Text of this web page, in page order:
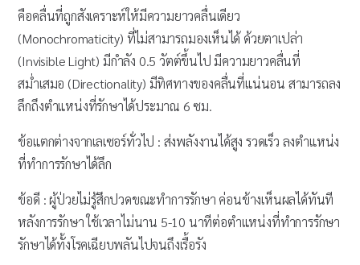
คือคลื่นที่ถูกสังเคราะห์ให้มีความยาวคลื่นเดียว
(Monochromaticity) ที่ไม่สามารถมองเห็นได้ ด้วยตาเปล่า
(Invisible Light) มีกำลัง 0.5 วัตต์ขึ้นไป มีความยาวคลื่นที่
สม่ำเสมอ (Directionality) มีทิศทางของคลื่นที่แน่นอน สามารถลง
ลึกถึงตำแหน่งที่รักษาได้ประมาณ 6 ซม.
ข้อแตกต่างจากเลเซอร์ทั่วไป : ส่งพลังงานได้สูง รวดเร็ว ลงตำแหน่ง
ที่ทำการรักษาได้ลึก
ข้อดี : ผู้ป่วยไม่รู้สึกปวดขณะทำการรักษา ค่อนข้างเห็นผลได้ทันที
หลังการรักษา ใช้เวลาไม่นาน 5-10 นาทีต่อตำแหน่งที่ทำการรักษา
รักษาได้ทั้งโรคเฉียบพลันไปจนถึงเรื้อรัง